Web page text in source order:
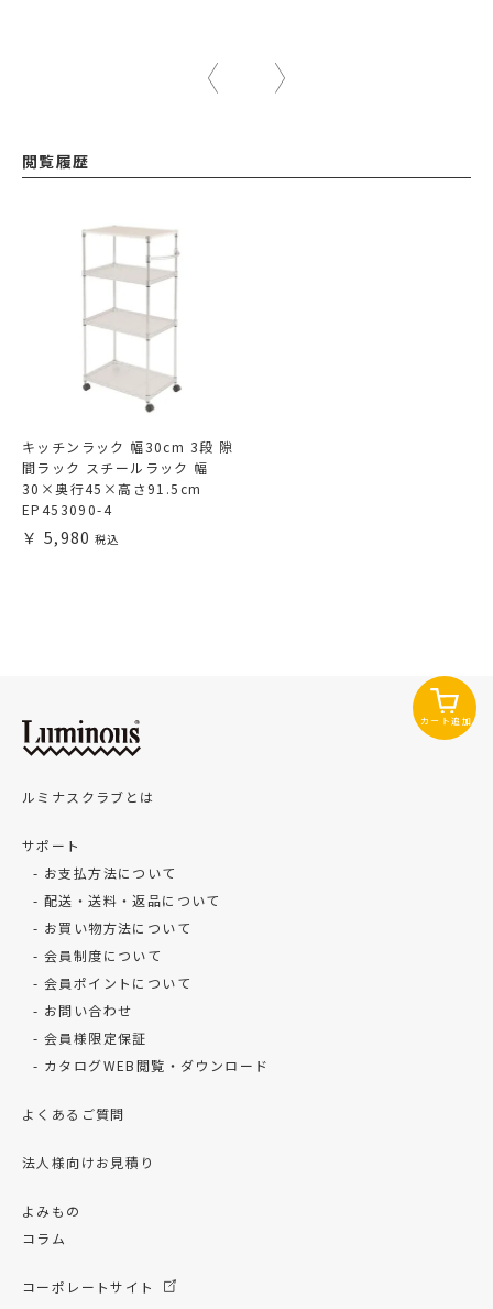
閲覧履歴
キッチンラック 幅30cm 3段 隙
間ラック スチールラック 幅
30×奥行45×高さ91.5cm
EP453090-4
5,980
カート追加
ルミナスクラブとは
サポート
お支払方法について
配送・送料・返品について
お買い物方法について
会員制度について
会員ポイントについて
お問い合わせ
会員様限定保証
カタログWEB閲覧・ダウンロード
よくあるご質問
法人様向けお見積り
よみもの
コラム
コーポレートサイト